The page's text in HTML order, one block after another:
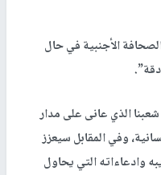
الأجنبية في حال
الذي عانى على مدار
وفي المقابل سيعزز
وادعاءاته التي يحاول